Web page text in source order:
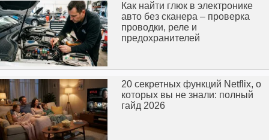
Как найти глюк в электронике
авто без сканера – проверка
проводки, реле и
предохранителей
20 секретных функций Netflix, о
которых вы не знали: полный
гайд 2026